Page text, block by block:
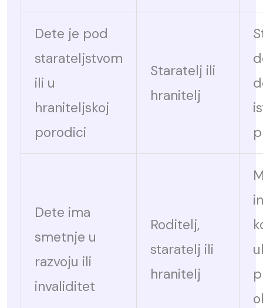
Dete je pod
starateljstvom
ili u
hraniteljskoj
porodici
Staratelj ili
hranitelj
Dete ima
smetnje u
razvoju ili
invaliditet
Roditelj,
staratelj ili
hranitelj